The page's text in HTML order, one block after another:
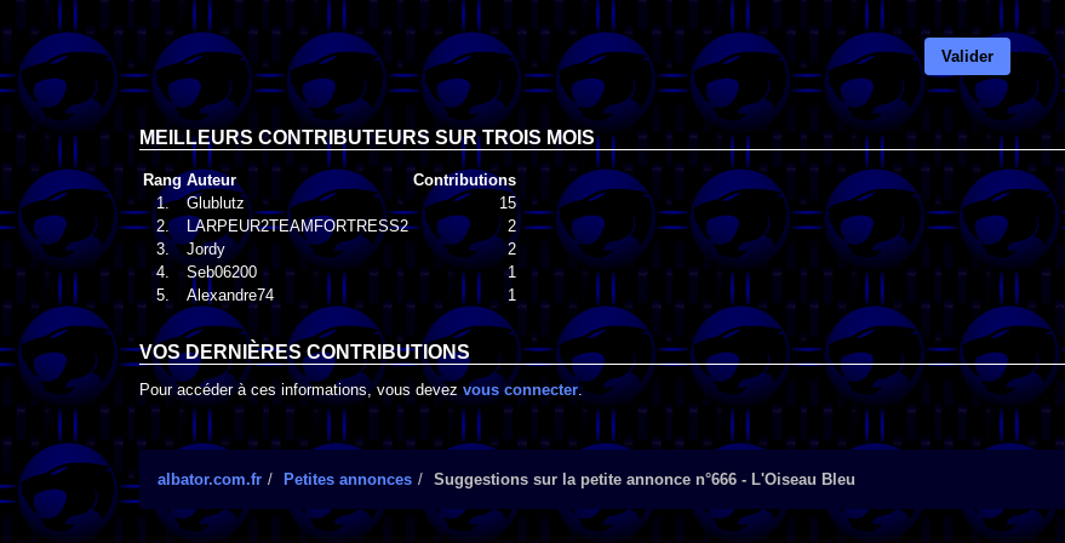
Valider
MEILLEURS CONTRIBUTEURS SUR TROIS MOIS
Rang Auteur
Contributions
1.
Glublutz
15
2.
LARPEUR2TEAMFORTRESS2
2
3.
Jordy
2
4.
Seb06200
1
5.
Alexandre74 1
VOS DERNIÈRES CONTRIBUTIONS
Pour accéder à ces informations, vous devezvous connecter.
albator.com.fr Petites annonces Suggestions sur la petite annonce n°666 - L'Oiseau Bleu